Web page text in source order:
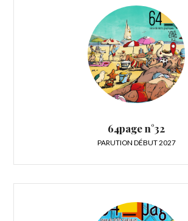
64page n°32
PARUTION DÉBUT 2027